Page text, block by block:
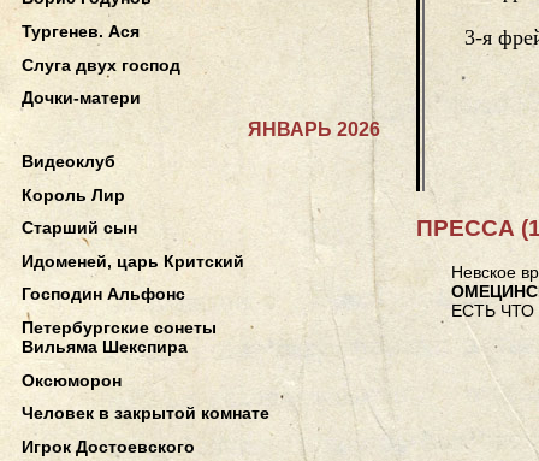
3-я
ПРЕССА
Невское
ЕСТЬ ЧТО
Тургенев. Ася
Слуга двух господ
Дочки-матери
ЯНВАРЬ 2026
Видеоклуб
Король Лир
Старший сын
Идоменей, царь Критский
Господин Альфонс
Петербургские сонеты
Вильяма Шекспира
Оксюморон
Человек в закрытой комнате
Игрок Достоевского